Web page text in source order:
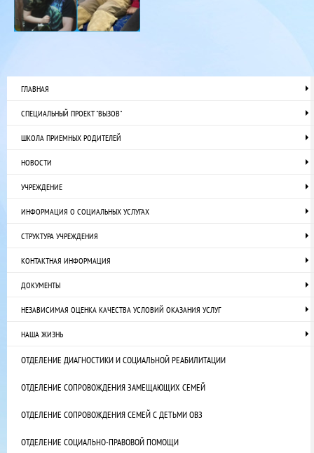
ГЛАВНАЯ
СПЕЦИАЛЬНЫЙ ПРОЕКТ "ВЫЗОВ"
ШКОЛА ПРИЕМНЫХ РОДИТЕЛЕЙ
НОВОСТИ
УЧРЕЖДЕНИЕ
ИНФОРМАЦИЯ О СОЦИАЛЬНЫХ УСЛУГАХ
СТРУКТУРА УЧРЕЖДЕНИЯ
КОНТАКТНАЯ ИНФОРМАЦИЯ
ДОКУМЕНТЫ
НЕЗАВИСИМАЯ ОЦЕНКА КАЧЕСТВА УСЛОВИЙ ОКАЗАНИЯ УСЛУГ
НАША ЖИЗНЬ
ОТДЕЛЕНИЕ ДИАГНОСТИКИ И СОЦИАЛЬНОЙ РЕАБИЛИТАЦИИ
ОТДЕЛЕНИЕ СОПРОВОЖДЕНИЯ ЗАМЕЩАЮЩИХ СЕМЕЙ
ОТДЕЛЕНИЕ СОПРОВОЖДЕНИЯ СЕМЕЙ С ДЕТЬМИ ОВЗ
ОТДЕЛЕНИЕ СОЦИАЛЬНО-ПРАВОВОЙ ПОМОЩИ